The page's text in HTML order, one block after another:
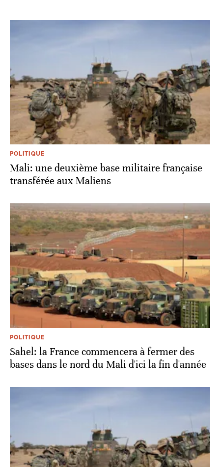
POLITIQUE
Mali: une deuxième base militaire française
transférée aux Maliens
POLITIQUE
Sahel: la France commencera à fermer des
bases dans le nord du Mali d'ici la fin d'année